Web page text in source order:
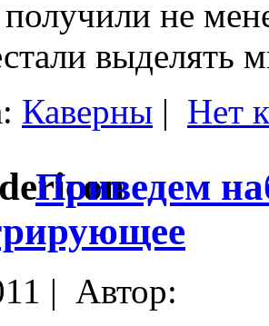
не
выделять
Каверны | Нет
Приведем
| Автор: